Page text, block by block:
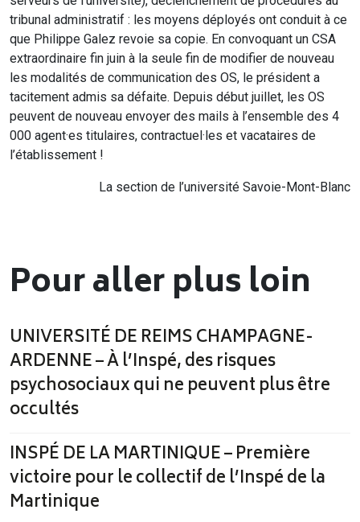
tribunal administratif : les moyens déployés ont conduit à ce
que Philippe Galez revoie sa copie. En convoquant un CSA
extraordinaire fin juin à la seule fin de modifier de nouveau
les modalités de communication des OS, le président a
tacitement admis sa défaite. Depuis début juillet, les OS
peuvent de nouveau envoyer des mails à l’ensemble des 4
000 agent·es titulaires, contractuel·les et vacataires de
l’établissement !
La section de l’université Savoie-Mont-Blanc
Pour aller plus loin
UNIVERSITÉ DE REIMS CHAMPAGNE-
ARDENNE – À l’Inspé, des risques
psychosociaux qui ne peuvent plus être
occultés
INSPÉ DE LA MARTINIQUE – Première
victoire pour le collectif de l’Inspé de la
Martinique